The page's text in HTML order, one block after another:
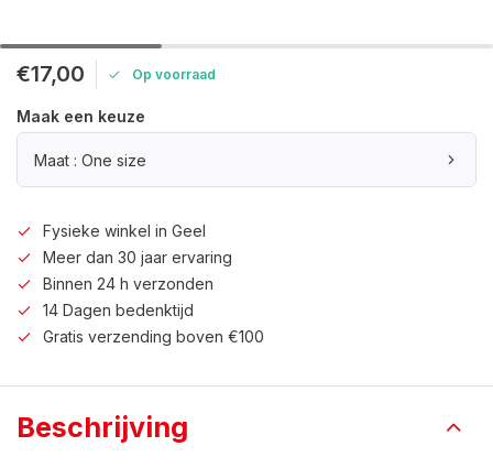
€17,00 Op voorraad
Maak een keuze
Maat : One size
Fysieke winkel in Geel
Meer dan 30 jaar ervaring
Binnen 24 h verzonden
14 Dagen bedenktijd
Gratis verzending boven €100
Beschrijving